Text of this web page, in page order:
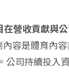
在營收貢獻與
內容是體育內
公司持續投入